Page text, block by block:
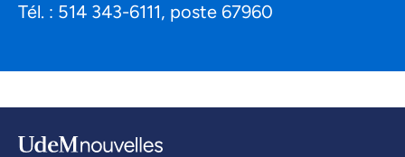
Tél. : 514 343-6111, poste 67960